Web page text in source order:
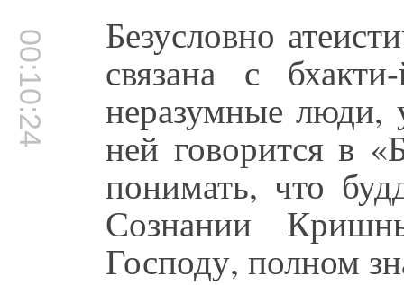
00:10:24 Безусловно
связана с
неразумные
ней говорится в
понимать, что
Сознании
Господу, полном